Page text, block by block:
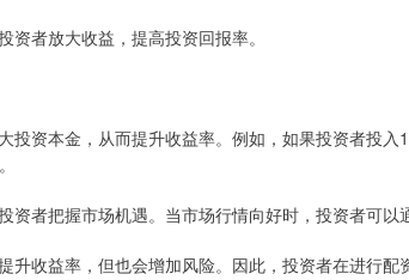
资者放大收益，提高投资回报率。
投资本金，从而提升收益率。例如，如果投资者投
资者把握市场机遇。当市场行情向好时，投资者可以
升收益率，但也会增加风险。因此，投资者在进行配